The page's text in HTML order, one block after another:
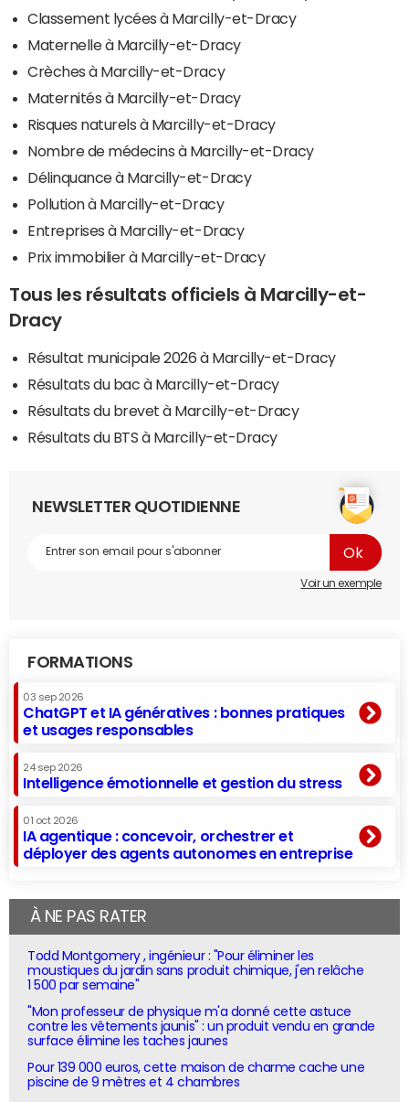
Classement lycées à Marcilly-et-Dracy
Maternelle à Marcilly-et-Dracy
Crèches à Marcilly-et-Dracy
Maternités à Marcilly-et-Dracy
Risques naturels à Marcilly-et-Dracy
Nombre de médecins à Marcilly-et-Dracy
Délinquance à Marcilly-et-Dracy
Pollution à Marcilly-et-Dracy
Entreprises à Marcilly-et-Dracy
Prix immobilier à Marcilly-et-Dracy
Tous les résultats officiels à Marcilly-et-
Dracy
Résultat municipale 2026 à Marcilly-et-Dracy
Résultats du bac à Marcilly-et-Dracy
Résultats du brevet à Marcilly-et-Dracy
Résultats du BTS à Marcilly-et-Dracy
NEWSLETTER QUOTIDIENNE
Voir un exemple
FORMATIONS
03 sep 2026
ChatGPT et IA génératives : bonnes pratiques
et usages responsables
24 sep 2026
Intelligence émotionnelle et gestion du stress
01 oct 2026
IA agentique : concevoir, orchestrer et
déployer des agents autonomes en entreprise
À NE PAS RATER
Todd Montgomery , ingénieur : "Pour éliminer les
moustiques du jardin sans produit chimique, j'en relâche
1 500 par semaine"
"Mon professeur de physique m'a donné cette astuce
contre les vêtements jaunis" : un produit vendu en grande
surface élimine les taches jaunes
Pour 139 000 euros, cette maison de charme cache une
piscine de 9 mètres et 4 chambres